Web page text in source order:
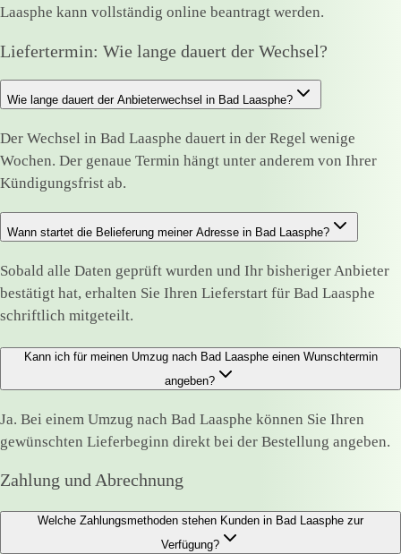
Laasphe kann vollständig online beantragt werden.
Liefertermin: Wie lange dauert der Wechsel?
Wie lange dauert der Anbieterwechsel in Bad Laasphe?
Der Wechsel in Bad Laasphe dauert in der Regel wenige
Wochen. Der genaue Termin hängt unter anderem von Ihrer
Kündigungsfrist ab.
Wann startet die Belieferung meiner Adresse in Bad Laasphe?
Sobald alle Daten geprüft wurden und Ihr bisheriger Anbieter
bestätigt hat, erhalten Sie Ihren Lieferstart für Bad Laasphe
schriftlich mitgeteilt.
Kann ich für meinen Umzug nach Bad Laasphe einen Wunschtermin
angeben?
Ja. Bei einem Umzug nach Bad Laasphe können Sie Ihren
gewünschten Lieferbeginn direkt bei der Bestellung angeben.
Zahlung und Abrechnung
Welche Zahlungsmethoden stehen Kunden in Bad Laasphe zur
Verfügung?